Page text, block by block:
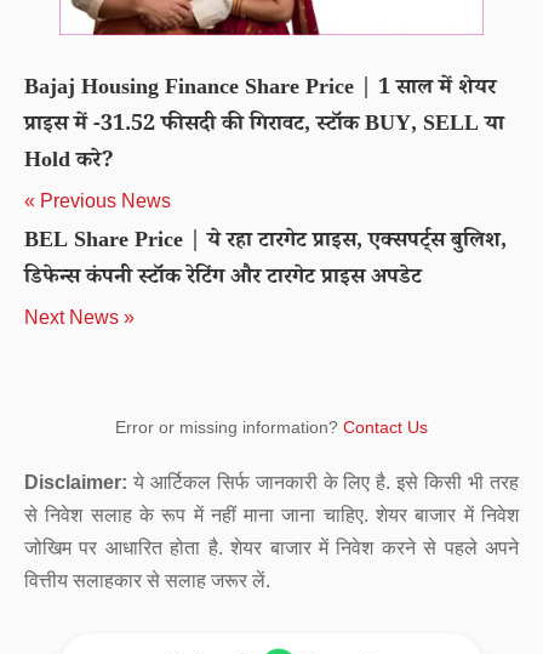
Bajaj Housing Finance Share Price | 1 साल में शेयर
प्राइस में -31.52 फीसदी की गिरावट, स्टॉक BUY, SELL या
Hold करे?
« Previous News
BEL Share Price | ये रहा टारगेट प्राइस, एक्सपर्ट्स बुलिश,
डिफेन्स कंपनी स्टॉक रेटिंग और टारगेट प्राइस अपडेट
Next News »
Error or missing information? Contact Us
Disclaimer: ये आर्टिकल सिर्फ जानकारी के लिए है. इसे किसी भी तरह
से निवेश सलाह के रूप में नहीं माना जाना चाहिए. शेयर बाजार में निवेश
जोखिम पर आधारित होता है. शेयर बाजार में निवेश करने से पहले अपने
वित्तीय सलाहकार से सलाह जरूर लें.